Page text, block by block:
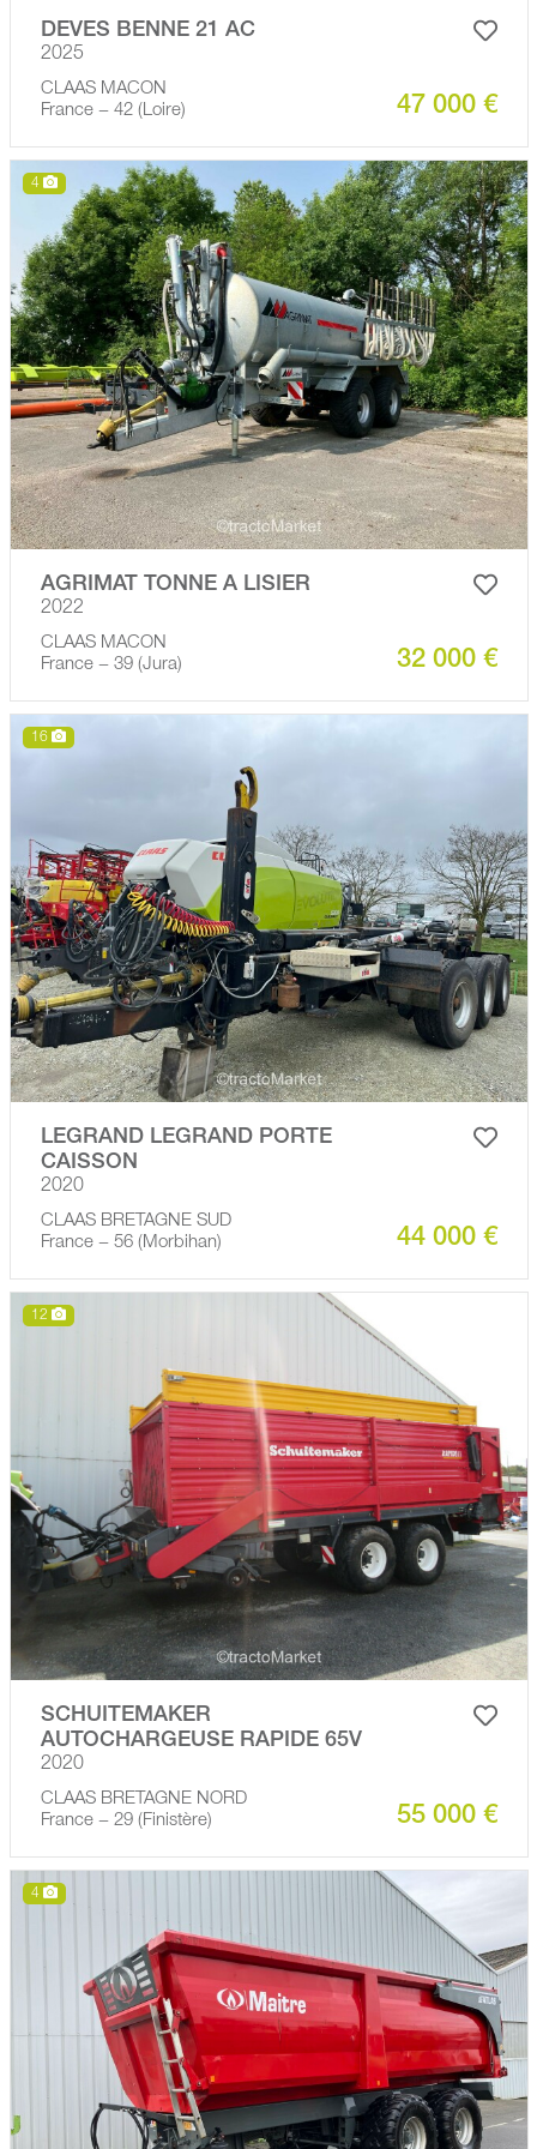
DEVES BENNE 21 AC
2025
CLAAS MACON
France − 42 (Loire)
47 000 €
4
AGRIMAT TONNE A LISIER
2022
CLAAS MACON
France − 39 (Jura)
32 000 €
16
LEGRAND LEGRAND PORTE
CAISSON
2020
CLAAS BRETAGNE SUD
France − 56 (Morbihan)
44 000 €
12
SCHUITEMAKER
AUTOCHARGEUSE RAPIDE 65V
2020
CLAAS BRETAGNE NORD
France − 29 (Finistère)
55 000 €
4